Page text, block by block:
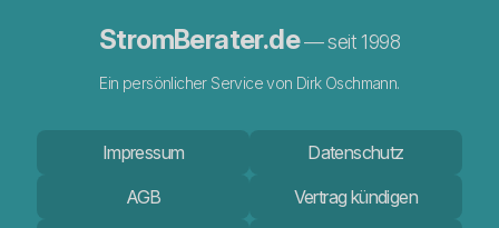
StromBerater.de— seit 1998
Ein persönlicher Service von Dirk Oschmann.
Impressum
Datenschutz
AGB
Vertrag kündigen